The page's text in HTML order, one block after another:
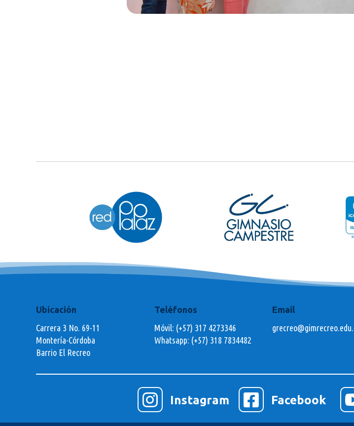
Ubicación
Carrera 3 No. 69-11
Montería-Córdoba
Barrio El Recreo
Teléfonos
Móvil: (+57) 317 4273346
Whatsapp: (+57) 318 7834482
Email
 Instagram  Facebook